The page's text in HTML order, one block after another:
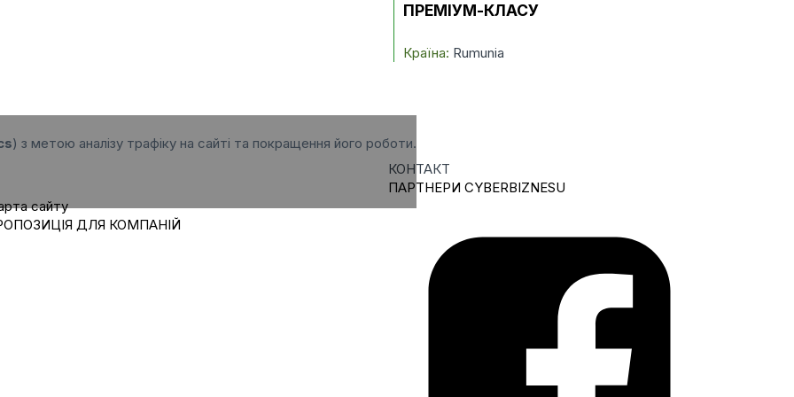
ПРЕМІУМ-КЛАСУ
Країна: Rumunia
) з метою аналізу трафіку на сайті та покращення його роботи.
сайту
ДЛЯ КОМПАНІЙ
КОНТАКТ
ПАРТНЕРИ CYBERBIZNESU